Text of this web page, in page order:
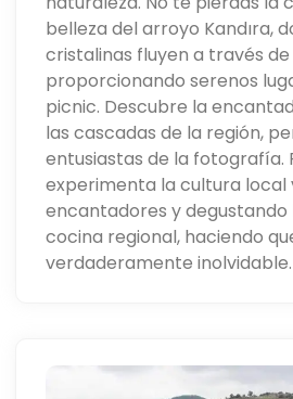
belleza del arroyo Kandıra,
cristalinas fluyen a través de
proporcionando serenos
picnic. Descubre la
las cascadas de la región,
entusiastas de la fotografía.
experimenta la cultura local
encantadores y degustando
cocina regional, haciendo
verdaderamente inolvidable.